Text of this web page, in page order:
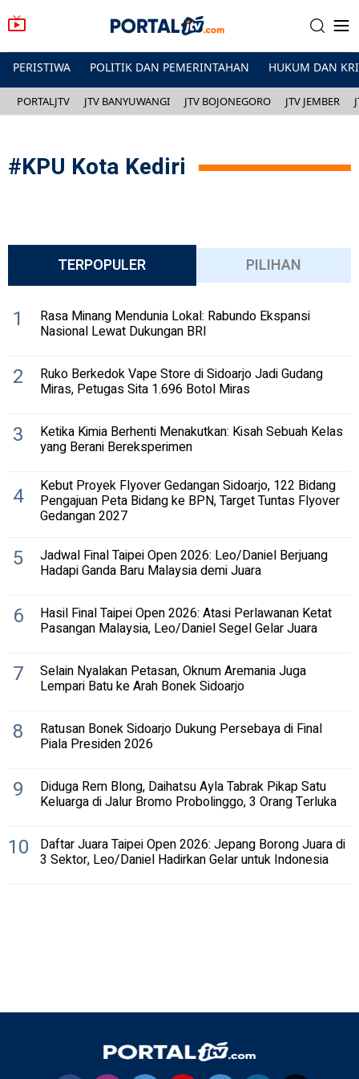
PERISTIWA POLITIK DAN PEMERINTAHAN HUKUM DAN
PORTALJTV JTV BANYUWANGI JTV BOJONEGORO JTV JEMBER
#KPU Kota Kediri
TERPOPULER PILIHAN
1 Rasa Minang Mendunia Lokal: Rabundo Ekspansi
Nasional Lewat Dukungan BRI
2 Ruko Berkedok Vape Store di Sidoarjo Jadi Gudang
Miras, Petugas Sita 1.696 Botol Miras
3 Ketika Kimia Berhenti Menakutkan: Kisah Sebuah Kelas
yang Berani Bereksperimen
4 Kebut Proyek Flyover Gedangan Sidoarjo, 122 Bidang
Pengajuan Peta Bidang ke BPN, Target Tuntas Flyover
Gedangan 2027
5 Jadwal Final Taipei Open 2026: Leo/Daniel Berjuang
Hadapi Ganda Baru Malaysia demi Juara
6 Hasil Final Taipei Open 2026: Atasi Perlawanan Ketat
Pasangan Malaysia, Leo/Daniel Segel Gelar Juara
7 Selain Nyalakan Petasan, Oknum Aremania Juga
Lempari Batu ke Arah Bonek Sidoarjo
8 Ratusan Bonek Sidoarjo Dukung Persebaya di Final
Piala Presiden 2026
9 Diduga Rem Blong, Daihatsu Ayla Tabrak Pikap Satu
Keluarga di Jalur Bromo Probolinggo, 3 Orang Terluka
10 Daftar Juara Taipei Open 2026: Jepang Borong Juara di
3 Sektor, Leo/Daniel Hadirkan Gelar untuk Indonesia